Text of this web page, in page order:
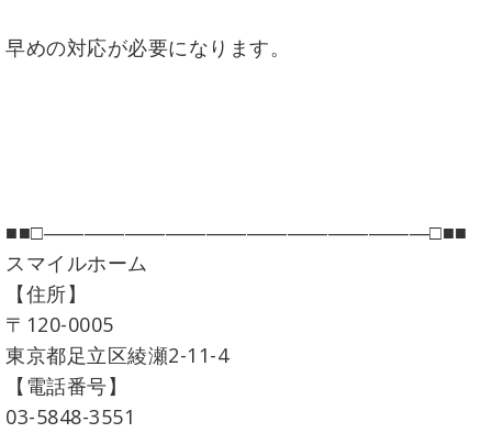
早めの対応が必要になります。
■■□―――――――――――――――――――□■■
スマイルホーム
【住所】
〒120-0005
東京都足立区綾瀬2-11-4
【電話番号】
03-5848-3551